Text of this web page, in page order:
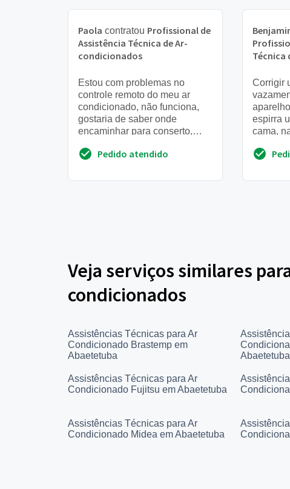
Paola contratou Profissional de
Assistência Técnica de Ar-
condicionados
Estou com problemas no
controle remoto do meu ar
condicionado, não funciona,
gostaria de saber onde
encaminhar para conserto,
são paulo
Pedido atendido
Técnica
Corrigir
espirra
cama,
Veja serviços similares
condicionados
Assistências Técnicas para Ar
Condicionado Brastemp em
Abaetetuba
Abaetetuba
Assistências Técnicas para Ar
Condicionado Fujitsu em Abaetetuba
Assistências Técnicas para Ar
Condicionado Midea em Abaetetuba